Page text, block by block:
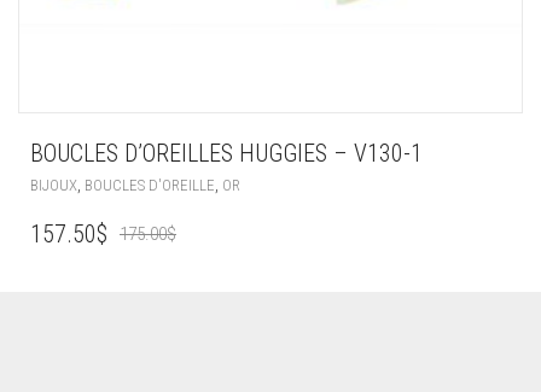
BOUCLES D’OREILLES HUGGIES – V130-1
BIJOUX, BOUCLES D'OREILLE, OR
175.00$
LE
157.50$